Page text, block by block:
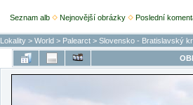
Seznam alb Nejnovější obrázky Poslední
Lokality> World> Palearct> Slovensko - Bratislavský